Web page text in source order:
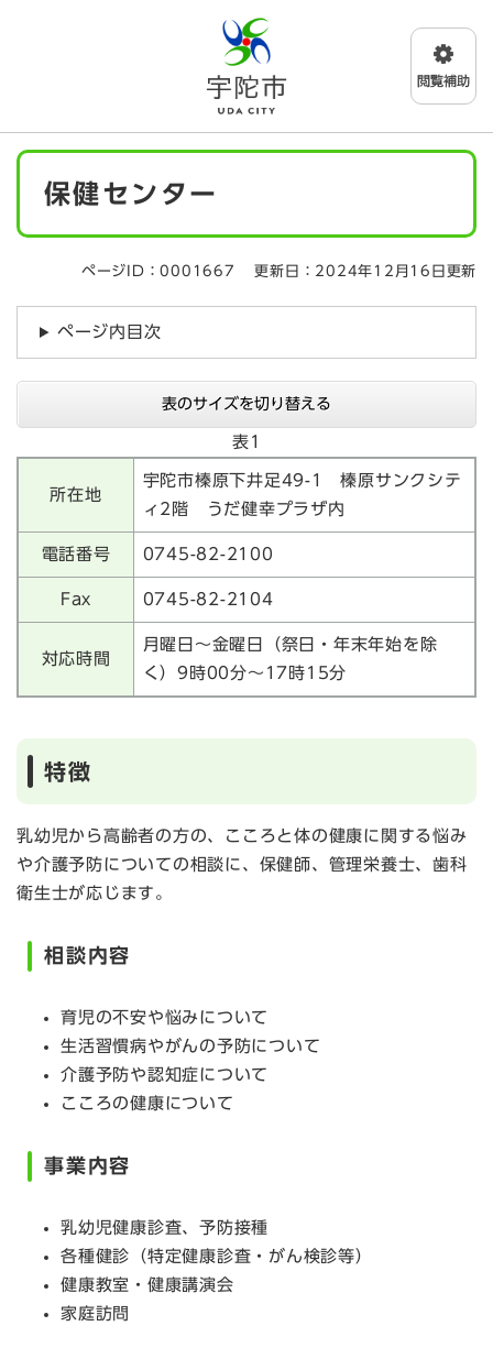
メニューを飛ばして本文へ
本
保健センター
ページID：0001667 更新日：2024年12月16日更新
ページ内目次
表のサイズを切り替える
表1
所在地
宇陀市榛原下井足49-1 榛原サンクシテ
ィ2階 うだ健幸プラザ内
電話番号 0745-82-2100
Fax 0745-82-2104
対応時間
月曜日～金曜日（祭日・年末年始を除
く）9時00分～17時15分
特徴
乳幼児から高齢者の方の、こころと体の健康に関する悩み
や介護予防についての相談に、保健師、管理栄養士、歯科
衛生士が応じます。
相談内容
育児の不安や悩みについて
生活習慣病やがんの予防について
介護予防や認知症について
こころの健康について
事業内容
乳幼児健康診査、予防接種
各種健診（特定健康診査・がん検診等）
健康教室・健康講演会
家庭訪問